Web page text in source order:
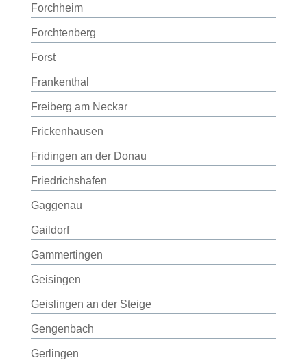
Forchheim
Forchtenberg
Forst
Frankenthal
Freiberg am Neckar
Frickenhausen
Fridingen an der Donau
Friedrichshafen
Gaggenau
Gaildorf
Gammertingen
Geisingen
Geislingen an der Steige
Gengenbach
Gerlingen